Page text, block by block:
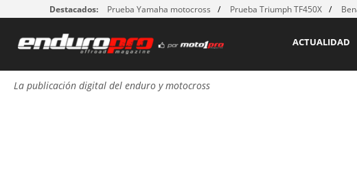
Destacados: Prueba Yamaha motocross Prueba Triumph TF450X
ACTUALIDAD
La publicación digital del enduro y motocross